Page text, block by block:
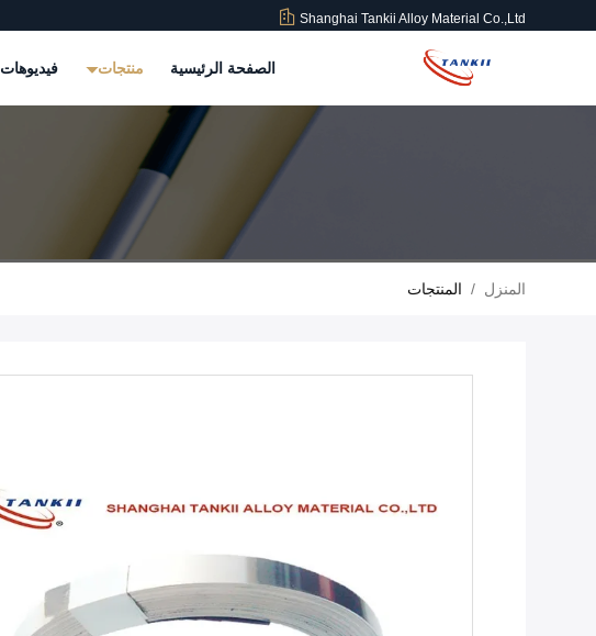
Shanghai Tankii Alloy Material Co.,Ltd
الصفحة الرئيسية منتجات فيديوهات
المنزل / المنتجات